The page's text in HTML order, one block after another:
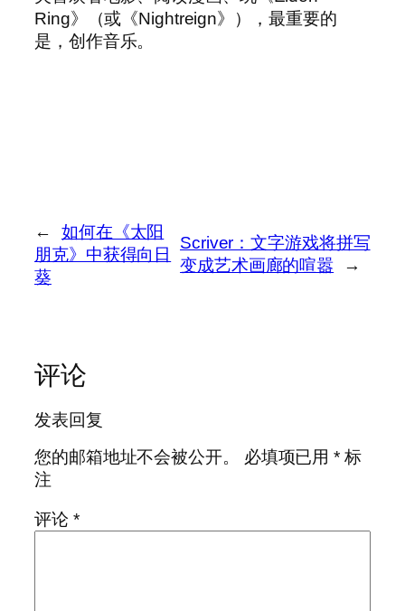
Ring》（或《Nightreign》），最重要的
是，创作音乐。
←
如何在《太阳
朋克》中获得向日
葵
Scriver：文字游戏将拼写
变成艺术画廊的喧嚣
→
评论
发表回复
您的邮箱地址不会被公开。
必填项已用* 标
注
评论 *